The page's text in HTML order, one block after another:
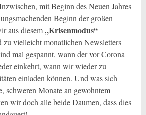
mit Beginn des Neuen Jahres
Beginn der großen
aus diesem„Krisenmodus“
zu vielleicht monatlichen Newsletters
mal gespannt, wann der vor Corona
einkehrt, wann wir wieder zu
einladen können. Und was sich
schweren Monate an gewohntem
wir doch alle beide Daumen, dass dies